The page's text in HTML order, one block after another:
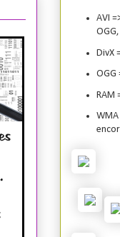
AVI
DivX
OGG
RAM
WMA